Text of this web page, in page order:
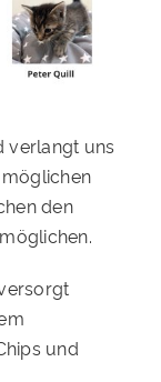
verlangt uns
den
und